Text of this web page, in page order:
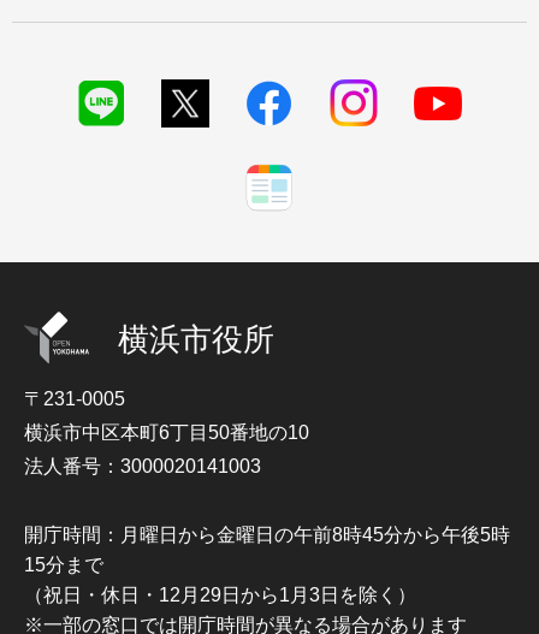
横浜市役所
〒231-0005
横浜市中区本町6丁目50番地の10
法人番号：3000020141003
開庁時間：月曜日から金曜日の午前8時45分から午後5時
15分まで
（祝日・休日・12月29日から1月3日を除く）
※一部の窓口では開庁時間が異なる場合があります